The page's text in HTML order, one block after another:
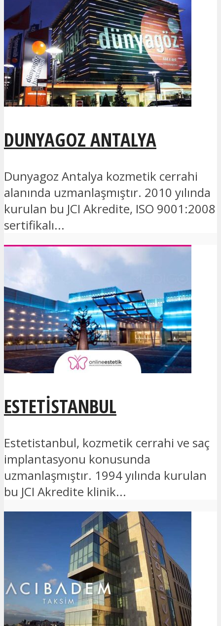
DUNYAGOZ ANTALYA
Dunyagoz Antalya kozmetik cerrahi
alanında uzmanlaşmıştır. 2010 yılında
kurulan bu JCI Akredite, ISO 9001:2008
sertifikalı...
ESTETISTANBUL
Estetistanbul, kozmetik cerrahi ve saç
implantasyonu konusunda
uzmanlaşmıştır. 1994 yılında kurulan
bu JCI Akredite klinik...